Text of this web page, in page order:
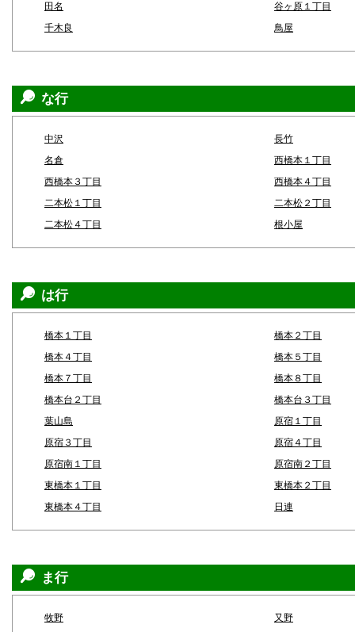
田名
谷ヶ原１丁目
千木良
鳥屋
な行
中沢
長竹
名倉
西橋本１丁目
西橋本３丁目
西橋本４丁目
二本松１丁目
二本松２丁目
二本松４丁目
根小屋
は行
橋本１丁目
橋本２丁目
橋本４丁目
橋本５丁目
橋本７丁目
橋本８丁目
橋本台２丁目
橋本台３丁目
葉山島
原宿１丁目
原宿３丁目
原宿４丁目
原宿南１丁目
原宿南２丁目
東橋本１丁目
東橋本２丁目
東橋本４丁目
日連
ま行
牧野
又野